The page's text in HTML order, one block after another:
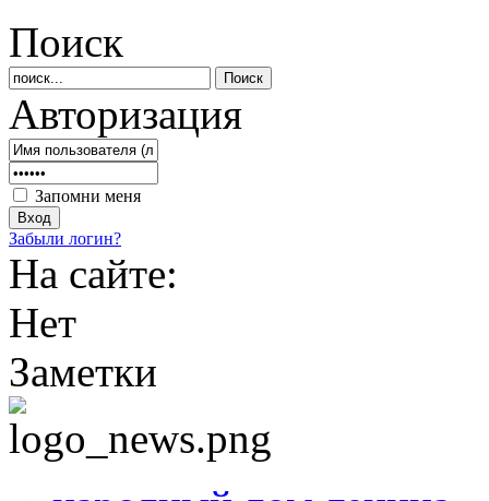
Поиск
Авторизация
Запомни меня
Забыли логин?
На сайте:
Нет
Заметки